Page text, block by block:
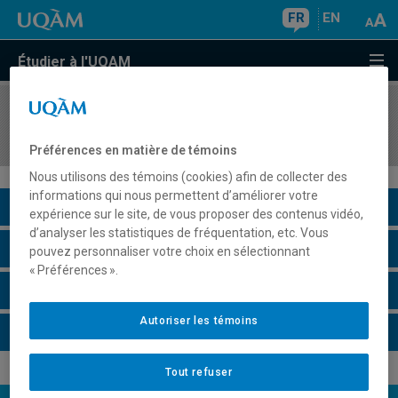
FR EN
Étudier à l'UQAM
COURS//
Description du cours
Horaire - Été 2026
Préférences en matière de témoins
Nous utilisons des témoins (cookies) afin de collecter des
informations qui nous permettent d’améliorer votre
expérience sur le site, de vous proposer des contenus vidéo,
d’analyser les statistiques de fréquentation, etc. Vous
pouvez personnaliser votre choix en sélectionnant
« Préférences ».
Tout refuser
Autoriser les témoins